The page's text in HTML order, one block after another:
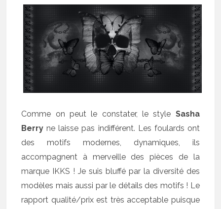
Comme on peut le constater, le style Sasha
Berry ne laisse pas indifférent. Les foulards ont
des motifs modernes, dynamiques, ils
accompagnent à merveille des pièces de la
marque IKKS ! Je suis bluffé par la diversité des
modèles mais aussi par le détails des motifs ! Le
rapport qualité/prix est très acceptable puisque